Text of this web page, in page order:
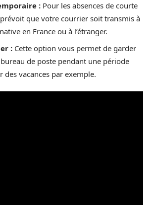
: Pour les absences de courte
que votre courrier soit transmis à
en France ou à l’étranger.
: Cette option vous permet de garder
de poste pendant une période
des vacances par exemple.